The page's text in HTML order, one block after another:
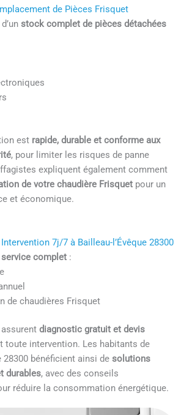
de Pièces Frisquet
stock complet de pièces détachées
est rapide, durable et conforme aux
, pour limiter les risques de panne
expliquent également comment
de votre chaudière Frisquet pour un
et économique.
7j/7 à Bailleau-l’Évêque 28300
service complet :
de chaudières Frisquet
assurentdiagnostic gratuit et devis
toute intervention. Les habitants de
28300 bénéficient ainsi desolutions
durables, avec des conseils
réduire la consommation énergétique.